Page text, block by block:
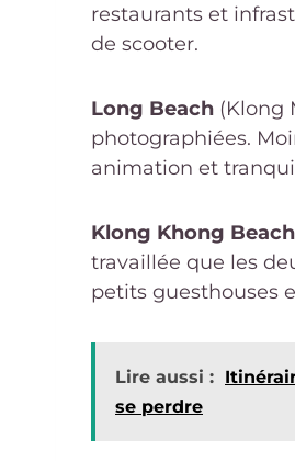
restaurants et
de scooter.
Long Beach (Klong
photographiées.
animation et
Klong Khong Beach
travaillée que les
petits guesthouses
Lire aussi :
se perdre